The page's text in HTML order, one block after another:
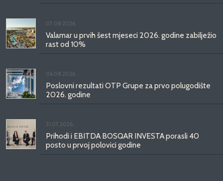
07.08.2026.
Valamar u prvih šest mjeseci 2026. godine zabilježio
rast od 10%
06.08.2026.
Poslovni rezultati OTP Grupe za prvo polugodište
2026. godine
31.07.2026.
Prihodi i EBITDA BOSQAR INVESTA porasli 40
posto u prvoj polovici godine